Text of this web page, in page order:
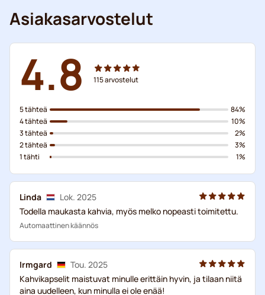
Asiakasarvostelut
4.8 115arvostelut
5 tähteä
4 tähteä
3 tähteä
2 tähteä
1 tähti
84%
10%
2%
3%
1%
Linda
Lok. 2025
Todella maukasta kahvia, myös melko nopeasti toimitettu.
Automaattinen käännös
Irmgard
Tou. 2025
Kahvikapselit maistuvat minulle erittäin hyvin, ja tilaan niitä
aina uudelleen, kun minulla ei ole enää!